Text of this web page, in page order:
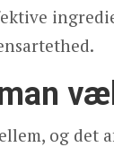
og det